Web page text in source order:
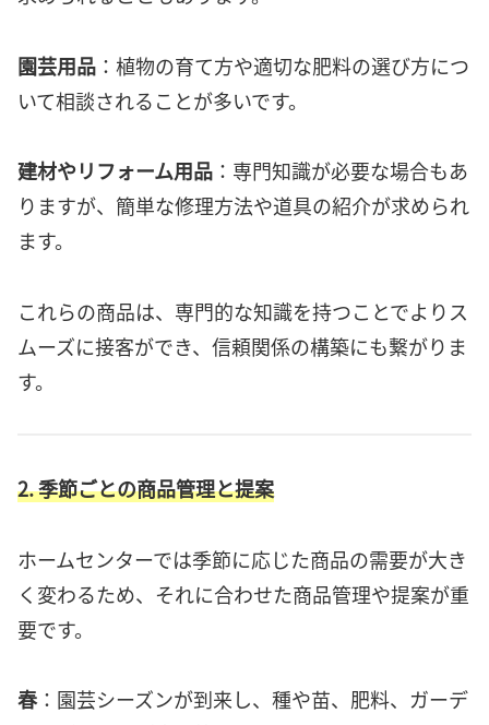
園芸用品 ：植物の育て方や適切な肥料の選び方につ
いて相談されることが多いです。
建材やリフォーム用品 ：専門知識が必要な場合もあ
りますが、簡単な修理方法や道具の紹介が求められ
ます。
これらの商品は、専門的な知識を持つことでよりス
ムーズに接客ができ、信頼関係の構築にも繋がりま
す。
2. 季節ごとの商品管理と提案
ホームセンターでは季節に応じた商品の需要が大き
く変わるため、それに合わせた商品管理や提案が重
要です。
春：園芸シーズンが到来し、種や苗、肥料、ガーデ